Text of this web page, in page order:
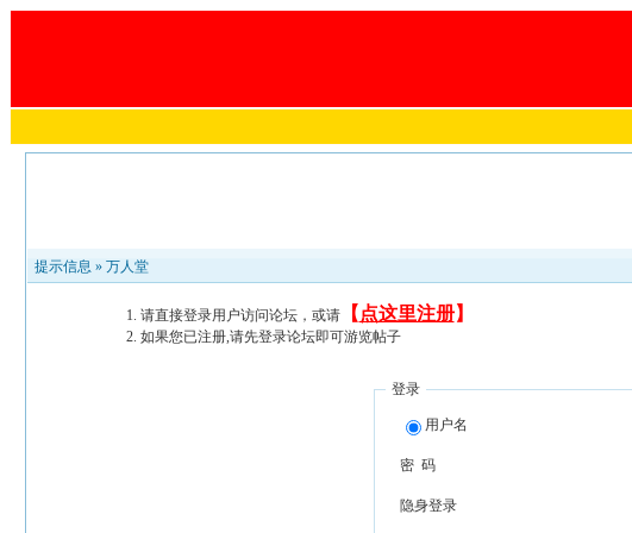
提示信息 » 万人堂
请直接登录用户访问论坛，或请【 点这里注册】
如果您已注册,请先登录论坛即可游览帖子
登录
用户名
密 码
隐身登录